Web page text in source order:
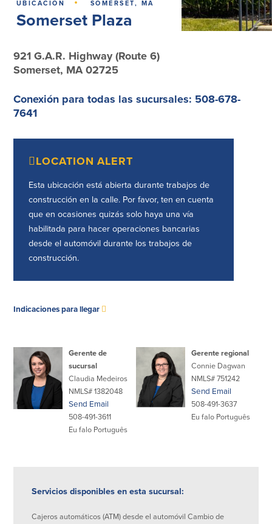
Préstamos personales en
Massachusetts y Rhode Island
Casas prefabricadas y móviles
Línea de Crédito Hipotecario
Préstamos para automóviles de
BayCoast
eStatements (estados de cuenta
Recompensas por compras
Haz la solicitud
Otros Servicios
Cajeros automáticos interactivos
Cajas de seguridad
Cambio de divisas
Empresas
(Business Checking)
Cuenta de cheques de Análisis
Empresarial (Business Analysis
Checking)
Comprobación del ajuste correcto
Cuentas de cheques para
Cuenta de ahorros con estado
mensual (Statement Savings)
Cuenta empresarial de Acceso al
mercado monetario (Business Money
Market Access)
Certificados de Depósito
UBICACIÓN SOMERSET, MA
Somerset Plaza
921 G.A.R. Highway (Route 6)
Somerset, MA 02725
Conexión para todas las sucursales: 508-678-
7641
LOCATION ALERT
Esta ubicación está abierta durante trabajos de
construcción en la calle. Por favor, ten en cuenta
que en ocasiones quizás solo haya una vía
habilitada para hacer operaciones bancarias
desde el automóvil durante los trabajos de
construcción.
Indicaciones para llegar
otra
Gerente de
sucursal
Claudia Medeiros
NMLS# 1382048
Send Email
508-491-3611
Eu falo Português
Gerente regional
Connie Dagwan
NMLS# 751242
Send Email
508-491-3637
Eu falo Português
Servicios disponibles en esta sucursal:
Cajeros automáticos (ATM) desde el automóvil Cambio de